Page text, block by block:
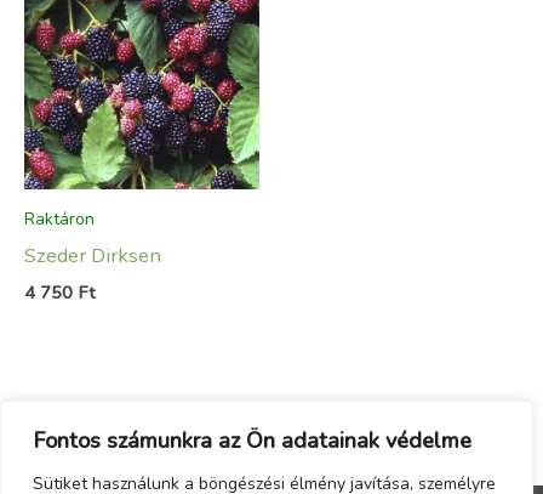
Fontos számunkra az Ön adatainak védelme
Sütiket használunk a böngészési élmény javítása, személyre
Raktáron
Szeder Dirksen
4 750 Ft